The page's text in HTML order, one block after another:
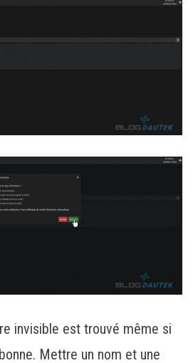
invisible est trouvé même si
Mettre un nom et une